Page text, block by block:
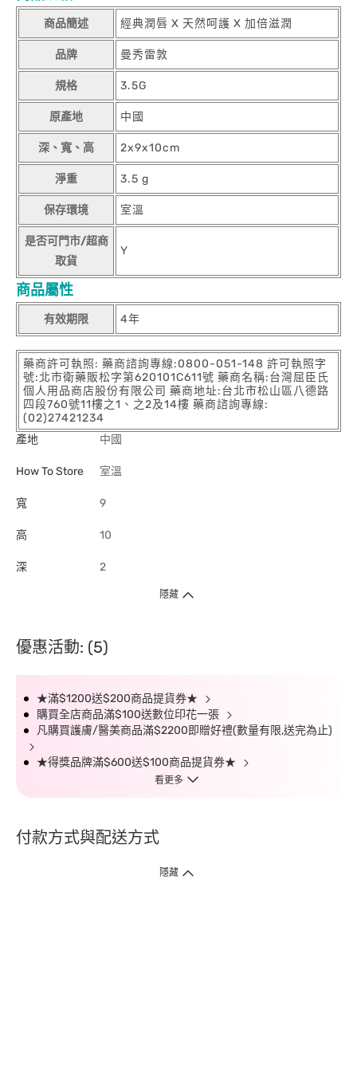
商品簡述 經典潤唇 X 天然呵護 X 加倍滋潤
品牌 曼秀雷敦
規格 3.5G
原產地 中國
深、寬、高 2x9x10cm
淨重 3.5 g
保存環境 室溫
是否可門市/超商
取貨
Y
商品屬性
有效期限 4年
藥商許可執照: 藥商諮詢專線:0800-051-148 許可執照字
號:北市衛藥販松字第620101C611號 藥商名稱:台灣屈臣氏
個人用品商店股份有限公司 藥商地址:台北市松山區八德路
四段760號11樓之1、之2及14樓 藥商諮詢專線:
(02)27421234
產地
中國
How To Store 室溫
寬 9
高 10
深 2
隱藏
優惠活動: (5)
★滿$1200送$200商品提貨券★
購買全店商品滿$100送數位印花一張
凡購買護膚/醫美商品滿$2200即贈好禮(數量有限,送完為止)
★得獎品牌滿$600送$100商品提貨券★
看更多
付款方式與配送方式
隱藏